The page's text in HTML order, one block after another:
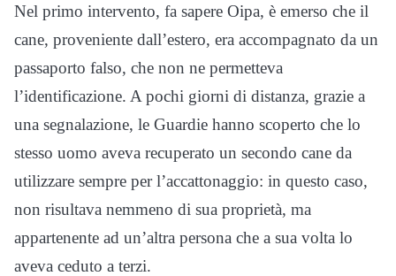
Nel primo intervento, fa sapere Oipa, è emerso che il
cane, proveniente dall’estero, era accompagnato da un
passaporto falso, che non ne permetteva
l’identificazione. A pochi giorni di distanza, grazie a
una segnalazione, le Guardie hanno scoperto che lo
stesso uomo aveva recuperato un secondo cane da
utilizzare sempre per l’accattonaggio: in questo caso,
non risultava nemmeno di sua proprietà, ma
appartenente ad un’altra persona che a sua volta lo
aveva ceduto a terzi.